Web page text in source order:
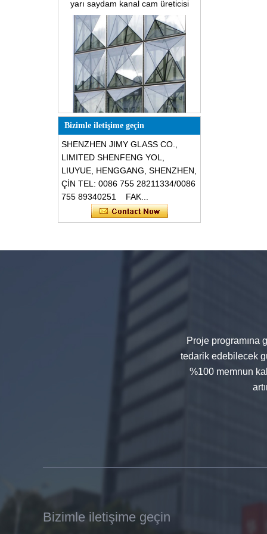
Özel tasarım üçgen şekli yapısal
ses geçirmez paramparça
dayanıklı cam cepheler
Güvenlik 8mm koyu gri temperli
dekoratif cam 8mm
Bizimle iletişime geçin
SHENZHEN JIMY GLASS CO.,
LIMITED SHENFENG YOL,
LIUYUE, HENGGANG, SHENZHEN,
ÇİN TEL: 0086 755 28211334/0086
755 89340251 FAK...
Proje programına
tedarik edebilecek
%100 memnun
Bizimle iletişime geçin